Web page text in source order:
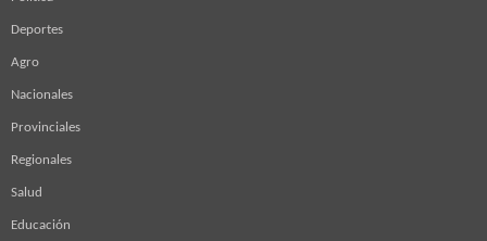
Deportes
Agro
Nacionales
Provinciales
Regionales
Salud
Educación